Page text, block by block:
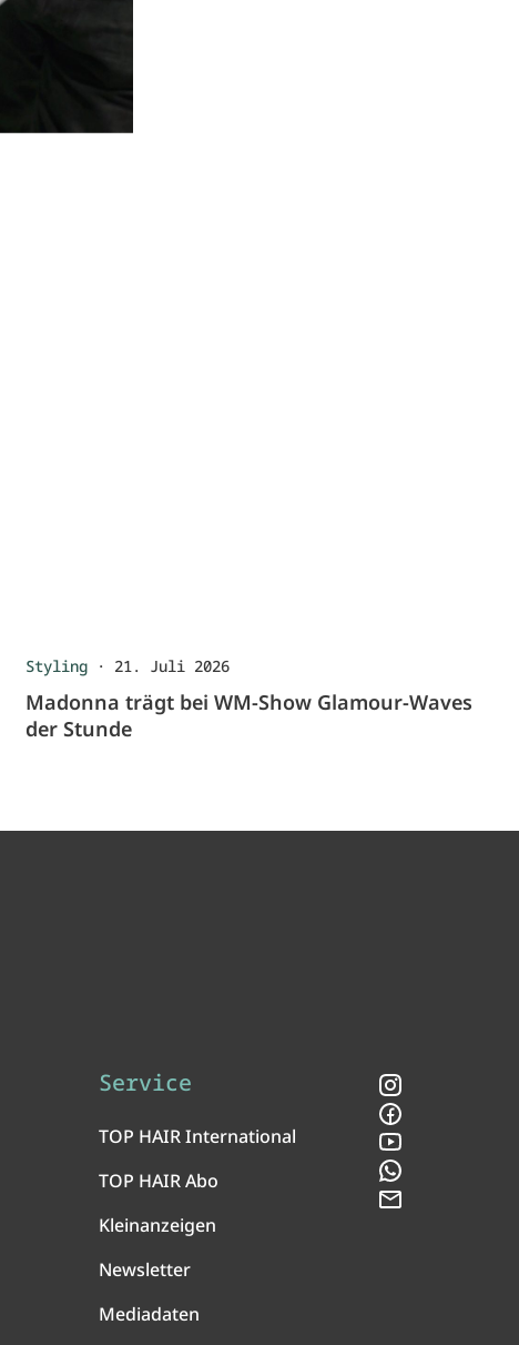
Styling· 21. Juli 2026
Madonna trägt bei WM-Show Glamour-Waves
der Stunde
Service
TOP HAIR International
TOP HAIR Abo
Kleinanzeigen
Newsletter
Mediadaten